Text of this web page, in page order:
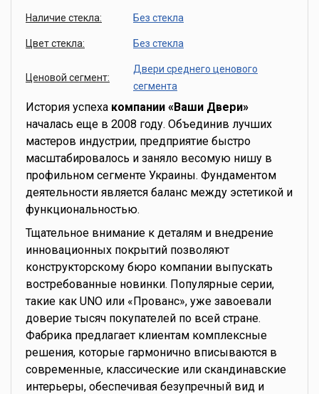
Наличие стекла: Без стекла
Цвет стекла: Без стекла
Ценовой сегмент:
Двери среднего ценового
сегмента
История успеха компании «Ваши Двери»
началась еще в 2008 году. Объединив лучших
мастеров индустрии, предприятие быстро
масштабировалось и заняло весомую нишу в
профильном сегменте Украины. Фундаментом
деятельности является баланс между эстетикой и
функциональностью.
Тщательное внимание к деталям и внедрение
инновационных покрытий позволяют
конструкторскому бюро компании выпускать
востребованные новинки. Популярные серии,
такие как UNO или «Прованс», уже завоевали
доверие тысяч покупателей по всей стране.
Фабрика предлагает клиентам комплексные
решения, которые гармонично вписываются в
современные, классические или скандинавские
интерьеры, обеспечивая безупречный вид и